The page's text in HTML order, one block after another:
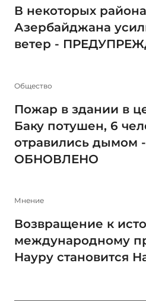
В некоторых
Азербайджана
ветер -
Общество
Пожар в здании в
Баку потушен, 6
отравились дымом
ОБНОВЛЕНО
Мнение
Возвращение к
международному
Науру становится